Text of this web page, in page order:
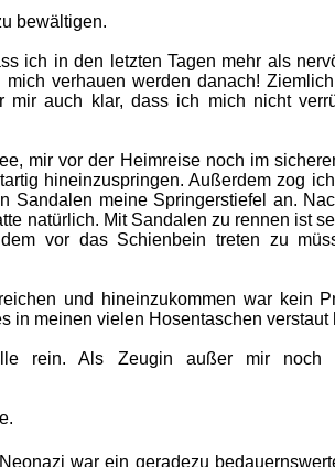
bewältigen.
ich in den letzten Tagen mehr als
mich verhauen werden danach!
mir auch klar, dass ich mich nicht
mir vor der Heimreise noch im
hineinzuspringen. Außerdem zog
Sandalen meine Springerstiefel an.
natürlich. Mit Sandalen zu rennen ist
vor das Schienbein treten zu
und hineinzukommen war kein
in meinen vielen Hosentaschen verstaut
rein. Als Zeugin außer mir
war ein geradezu